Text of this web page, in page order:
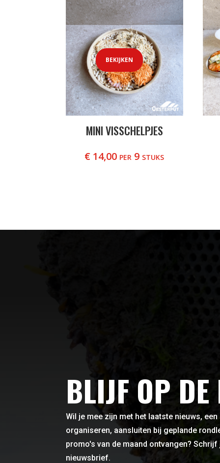
BEKIJKEN
MINI VISSCHELPJES
€ 14,00 per 9 stuks
BLIJF OP DE
Wil je mee zijn met het laatste nieuws,
organiseren, aansluiten bij geplande
promo's van de maand ontvangen?
nieuwsbrief.